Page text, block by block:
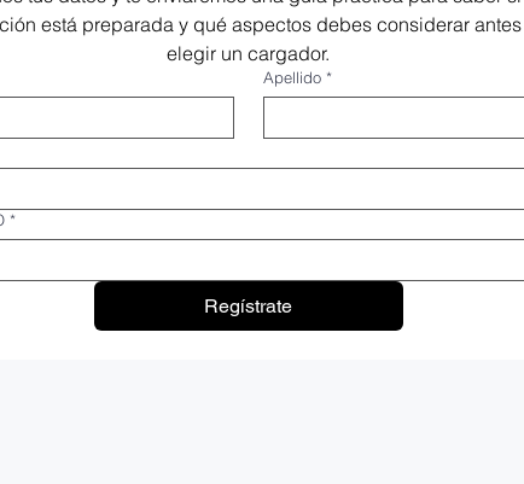
está preparada y qué aspectos debes considerar
elegir un cargador.
Apellido *
*
Regístrate